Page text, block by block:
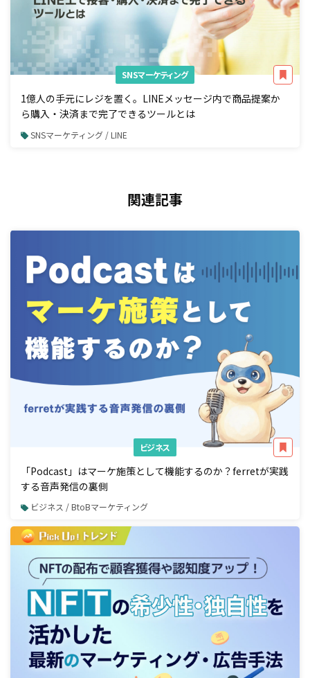
SNSマーケティング
1億人の手元にレジを置く。LINEメッセージ内で商品提案か
ら購入・決済まで完了できるツールとは
SNSマーケティング / LINE
関連記事
ビジネス
「Podcast」はマーケ施策として機能するのか？ferretが実践
する音声発信の裏側
ビジネス / BtoBマーケティング